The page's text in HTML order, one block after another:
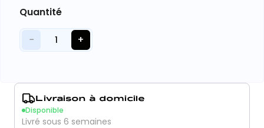
Quantité
− 1 +
Livraison à domicile
Disponible
Livré sous 6 semaines